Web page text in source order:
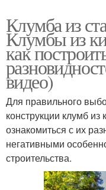
Клумба из
Клумбы из
как
видео)
Для правильного
конструкции клумб
ознакомиться с их
негативными
строительства.